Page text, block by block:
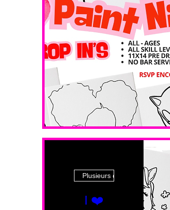
Plusieurs dates
I ❤️